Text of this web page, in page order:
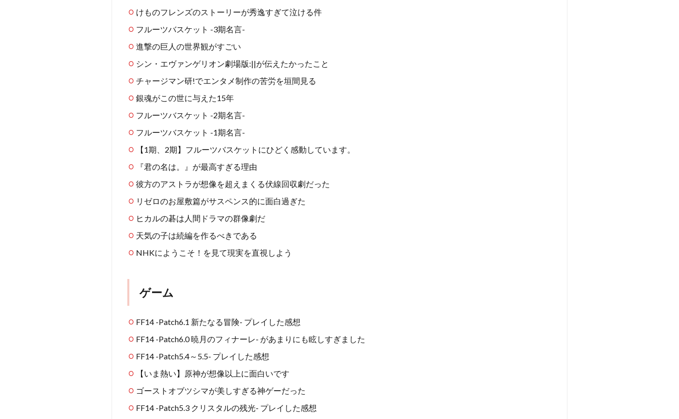
けものフレンズのストーリーが秀逸すぎて泣ける件
フルーツバスケット -3期名言-
進撃の巨人の世界観がすごい
シン・エヴァンゲリオン劇場版:||が伝えたかったこと
チャージマン研!でエンタメ制作の苦労を垣間見る
銀魂がこの世に与えた15年
フルーツバスケット -2期名言-
フルーツバスケット -1期名言-
【1期、2期】フルーツバスケットにひどく感動しています。
『君の名は。』が最高すぎる理由
彼方のアストラが想像を超えまくる伏線回収劇だった
リゼロのお屋敷篇がサスペンス的に面白過ぎた
ヒカルの碁は人間ドラマの群像劇だ
天気の子は続編を作るべきである
NHKにようこそ！を見て現実を直視しよう
ゲーム
FF14 -Patch6.1 新たなる冒険- プレイした感想
FF14 -Patch6.0 暁月のフィナーレ- があまりにも眩しすぎました
FF14 -Patch5.4～5.5- プレイした感想
【いま熱い】原神が想像以上に面白いです
ゴーストオブツシマが美しすぎる神ゲーだった
FF14 -Patch5.3 クリスタルの残光- プレイした感想